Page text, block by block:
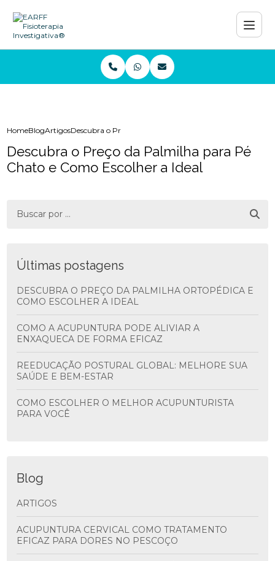
HomeBlogArtigosDescubra o Preço da Palmilha para Pé Chato e Como
Descubra o Preço da Palmilha para Pé
Chato e Como Escolher a Ideal
Últimas postagens
DESCUBRA O PREÇO DA PALMILHA ORTOPÉDICA E
COMO ESCOLHER A IDEAL
COMO A ACUPUNTURA PODE ALIVIAR A
ENXAQUECA DE FORMA EFICAZ
REEDUCAÇÃO POSTURAL GLOBAL: MELHORE SUA
SAÚDE E BEM-ESTAR
COMO ESCOLHER O MELHOR ACUPUNTURISTA
PARA VOCÊ
Blog
ARTIGOS
ACUPUNTURA CERVICAL COMO TRATAMENTO
EFICAZ PARA DORES NO PESCOÇO